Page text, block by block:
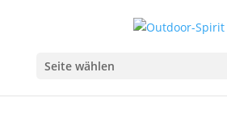
Seite wählen